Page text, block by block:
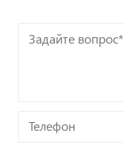
Задайте
вопрос*
Телефон